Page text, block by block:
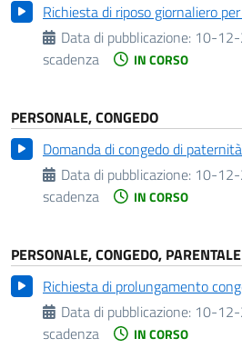
Richiesta di riposo giornaliero
Data di pubblicazione: 10-
scadenza
IN CORSO
PERSONALE, CONGEDO
Domanda di congedo di
Data di pubblicazione: 10-
scadenza
IN CORSO
PERSONALE, CONGEDO, PARENTALE
Richiesta di prolungamento
Data di pubblicazione: 10-
scadenza
IN CORSO